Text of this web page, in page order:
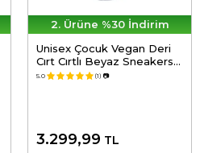
2. Ürüne %30 İndirim
Unisex Çocuk Vegan Deri
Cırt Cırtlı Beyaz Sneakers -
Warner Bros Looney
5.0 (1) 📷
3.299,99 TL